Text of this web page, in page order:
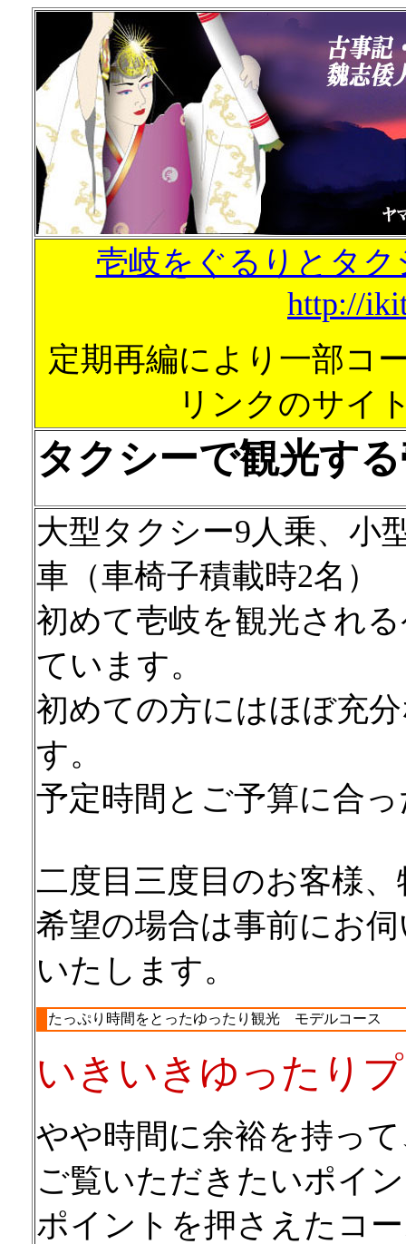
壱岐をぐるりとタ
http://
定期再編により一部コ
リンクのサイ
タクシーで観光す
大型タクシー9人乗、小
車（車椅子積載時2名）
初めて壱岐を観光され
ています。
初めての方にはほぼ充
す。
予定時間とご予算に合
二度目三度目のお客様
希望の場合は事前にお
いたします。
たっぷり時間をとったゆったり観光 モデルコース
いきいきゆったり
やや時間に余裕を持っ
ご覧いただきたいポイ
ポイントを押さえたコ